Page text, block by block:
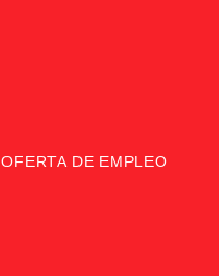
OFERTA DE EMPLEO